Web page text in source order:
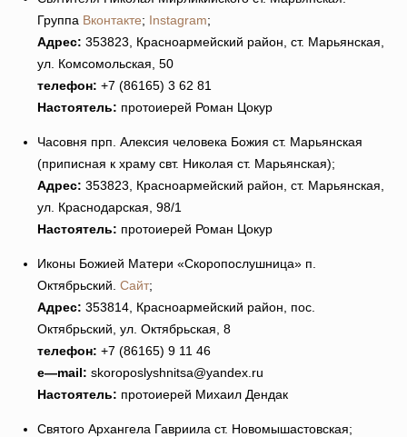
Группа Вконтакте; Instagram;
Адрес: 353823, Красноармейский район, ст. Марьянская,
ул. Комсомольская, 50
телефон: +7 (86165) 3 62 81
Настоятель: протоиерей Роман Цокур
Часовня прп. Алексия человека Божия ст. Марьянская
(приписная к храму свт. Николая ст. Марьянская);
Адрес: 353823, Красноармейский район, ст. Марьянская,
ул. Краснодарская, 98/1
Настоятель: протоиерей Роман Цокур
Иконы Божией Матери «Скоропослушница» п.
Октябрьский. Сайт;
Адрес: 353814, Красноармейский район, пос.
Октябрьский, ул. Октябрьская, 8
телефон: +7 (86165) 9 11 46
e—mail: skoroposlyshnitsa@yandex.ru
Настоятель: протоиерей Михаил Дендак
Святого Архангела Гавриила ст. Новомышастовская;